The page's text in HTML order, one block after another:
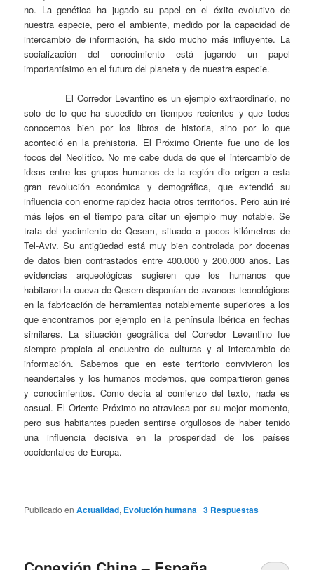
no. La genética ha jugado su papel en el éxito evolutivo de
nuestra especie, pero el ambiente, medido por la capacidad de
intercambio de información, ha sido mucho más influyente. La
socialización del conocimiento está jugando un papel
importantísimo en el futuro del planeta y de nuestra especie.
El Corredor Levantino es un ejemplo extraordinario, no
solo de lo que ha sucedido en tiempos recientes y que todos
conocemos bien por los libros de historia, sino por lo que
aconteció en la prehistoria. El Próximo Oriente fue uno de los
focos del Neolítico. No me cabe duda de que el intercambio de
ideas entre los grupos humanos de la región dio origen a esta
gran revolución económica y demográfica, que extendió su
influencia con enorme rapidez hacia otros territorios. Pero aún iré
más lejos en el tiempo para citar un ejemplo muy notable. Se
trata del yacimiento de Qesem, situado a pocos kilómetros de
Tel-Aviv. Su antigüedad está muy bien controlada por docenas
de datos bien contrastados entre 400.000 y 200.000 años. Las
evidencias arqueológicas sugieren que los humanos que
habitaron la cueva de Qesem disponían de avances tecnológicos
en la fabricación de herramientas notablemente superiores a los
que encontramos por ejemplo en la península Ibérica en fechas
similares. La situación geográfica del Corredor Levantino fue
siempre propicia al encuentro de culturas y al intercambio de
información. Sabemos que en este territorio convivieron los
neandertales y los humanos modernos, que compartieron genes
y conocimientos. Como decía al comienzo del texto, nada es
casual. El Oriente Próximo no atraviesa por su mejor momento,
pero sus habitantes pueden sentirse orgullosos de haber tenido
una influencia decisiva en la prosperidad de los países
occidentales de Europa.
Publicado en Actualidad, Evolución humana |3 Respuestas